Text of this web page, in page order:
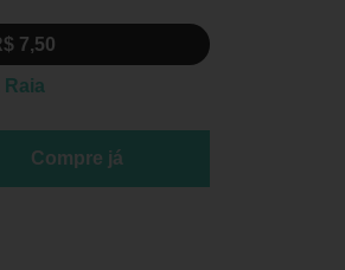
7,50
Raia
Compre já